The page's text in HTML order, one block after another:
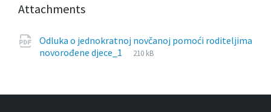
Attachments
Odluka o jednokratnoj novčanoj pomoći roditeljima
novorođene djece_1
File
pdf
File
210 kB